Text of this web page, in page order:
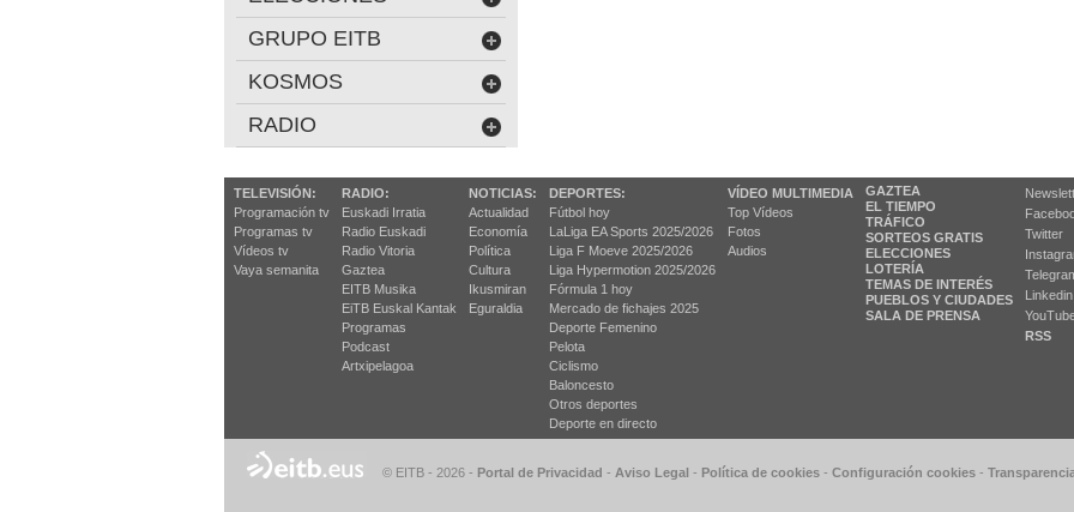
GRUPO EITB
KOSMOS
RADIO
TELEVISIÓN:
Programación tv
Programas tv
Vídeos tv
Vaya semanita
RADIO:
Euskadi Irratia
Radio Euskadi
Radio Vitoria
Gaztea
EITB Musika
EiTB Euskal Kantak
Programas
Podcast
Artxipelagoa
NOTICIAS:
Actualidad
Economía
Política
Cultura
Ikusmiran
Eguraldia
DEPORTES:
Fútbol hoy
LaLiga EA Sports 2025/2026
Liga F Moeve 2025/2026
Liga Hypermotion 2025/2026
Fórmula 1 hoy
Mercado de fichajes 2025
Deporte Femenino
Pelota
Ciclismo
Baloncesto
Otros deportes
Deporte en directo
VÍDEO MULTIMEDIA
Top Vídeos
Fotos
Audios
GAZTEA
EL TIEMPO
TRÁFICO
SORTEOS GRATIS
ELECCIONES
LOTERÍA
TEMAS DE INTERÉS
PUEBLOS Y CIUDADES
SALA DE PRENSA
Twitter
Linkedin
RSS
© EITB - 2026 - Portal de Privacidad - Aviso Legal - Política de cookies - Configuración cookies -